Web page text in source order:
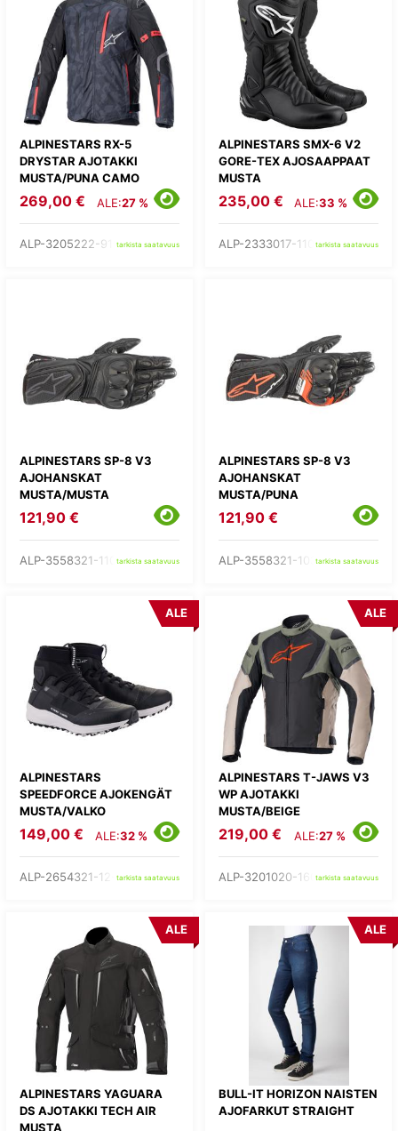
ALPINESTARS RX-5
DRYSTAR AJOTAKKI
MUSTA/PUNA CAMO
269,00 € ALE:27 %
ALP-3205222-9103-tarkista saatavuus
ALPINESTARS SMX-6 V2
GORE-TEX AJOSAAPPAAT
MUSTA
235,00 € ALE:33 %
ALP-2333017-1100-tarkista saatavuus
ALPINESTARS SP-8 V3
AJOHANSKAT
MUSTA/MUSTA
121,90 €
ALP-3558321-1100-tarkista saatavuus
ALPINESTARS SP-8 V3
AJOHANSKAT
MUSTA/PUNA
121,90 €
ALP-3558321-1030-tarkista saatavuus
ALPINESTARS
SPEEDFORCE AJOKENGÄT
MUSTA/VALKO
ALE
149,00 € ALE:32 %
ALP-2654321-12- tarkista saatavuus
ALPINESTARS T-JAWS V3
WP AJOTAKKI
MUSTA/BEIGE
ALE
219,00 € ALE:27 %
ALP-3201020-1607-tarkista saatavuus
ALPINESTARS YAGUARA
DS AJOTAKKI TECH AIR
MUSTA
ALE
BULL-IT HORIZON NAISTEN
AJOFARKUT STRAIGHT
ALE